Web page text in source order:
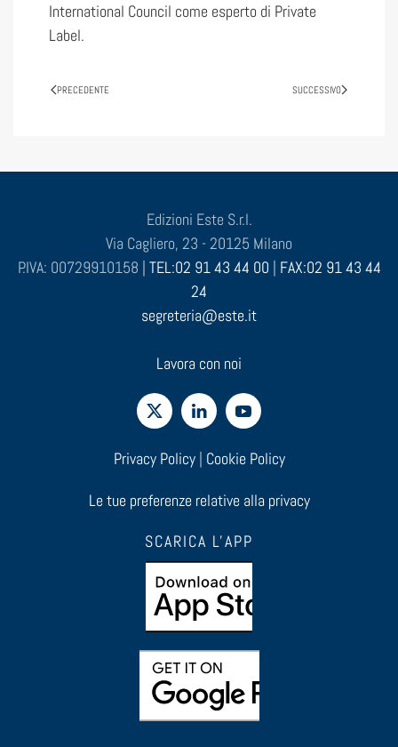
International Council come esperto di Private
Label.
PRECEDENTE SUCCESSIVO
Edizioni Este S.r.l.
Via Cagliero, 23 - 20125 Milano
P.IVA: 00729910158 | TEL:02 91 43 44 00 | FAX:02 91 43 44
24
segreteria@este.it
Lavora con noi
Privacy Policy| Cookie Policy
Le tue preferenze relative alla privacy
SCARICA L'APP